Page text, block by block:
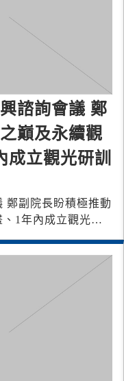
諮詢會議 鄭
巔及永續觀
立觀光研訓
鄭副院長盼積極推動
1年內成立觀光研